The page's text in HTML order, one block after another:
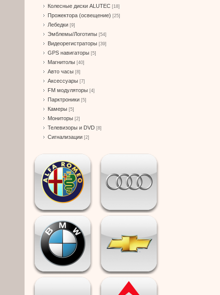
Колесные диски ALUTEC [18]
Прожектора (освещение) [25]
Лебедки [9]
Эмблемы/Логотипы [54]
Видеорегистраторы [39]
GPS навигаторы [5]
Магнитолы [40]
Авто часы [8]
Аксессуары [7]
FM модуляторы [4]
Парктроники [5]
Камеры [5]
Мониторы [2]
Телевизоры и DVD [8]
Сигнализации [2]